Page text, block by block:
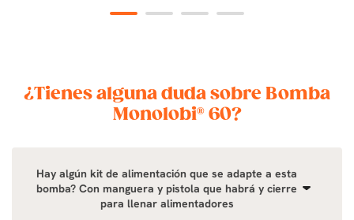
1 2 3 4
¿Tienes alguna duda sobre Bomba
Monolobi® 60?
Hay algún kit de alimentación que se adapte a esta
bomba? Con manguera y pistola que habrá y cierre
para llenar alimentadores